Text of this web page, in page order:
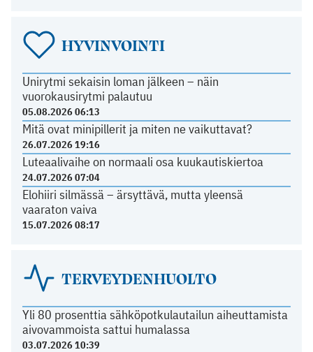
HYVINVOINTI
Unirytmi sekaisin loman jälkeen – näin
vuorokausirytmi palautuu
05.08.2026 06:13
Mitä ovat minipillerit ja miten ne vaikuttavat?
26.07.2026 19:16
Luteaalivaihe on normaali osa kuukautiskiertoa
24.07.2026 07:04
Elohiiri silmässä – ärsyttävä, mutta yleensä
vaaraton vaiva
15.07.2026 08:17
TERVEYDENHUOLTO
Yli 80 prosenttia sähköpotkulautailun aiheuttamista
aivovammoista sattui humalassa
03.07.2026 10:39